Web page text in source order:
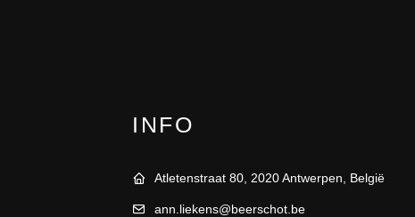
INFO
Atletenstraat 80, 2020 Antwerpen, België
ann.liekens@beerschot.be